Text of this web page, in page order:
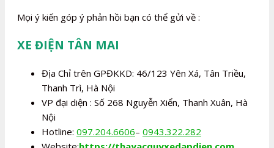
Mọi ý kiến góp ý phản hồi bạn có thể gửi về :
XE ĐIỆN TÂN MAI
Địa Chỉ trên GPĐKKD: 46/123 Yên Xá, Tân Triều,
Thanh Trì, Hà Nội
VP đại diện : Số 268 Nguyễn Xiển, Thanh Xuân, Hà
Nội
Hotline: 097.204.6606– 0943.322.282